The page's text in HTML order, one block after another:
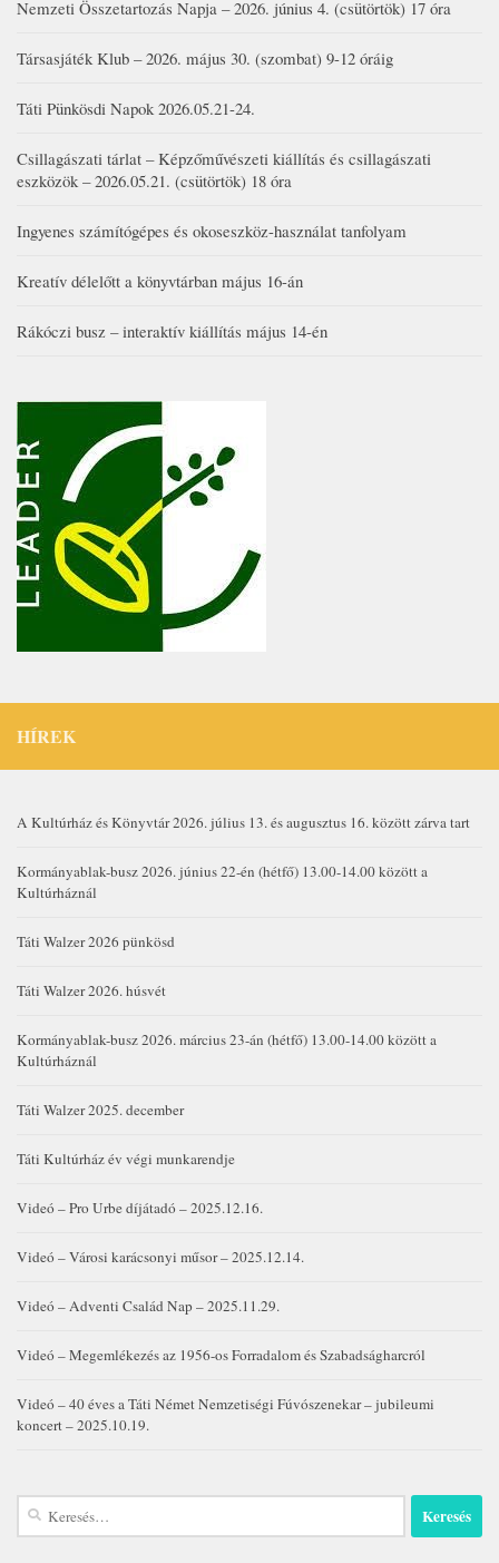
Nemzeti Összetartozás Napja – 2026. június 4. (csütörtök) 17 óra
Társasjáték Klub – 2026. május 30. (szombat) 9-12 óráig
Táti Pünkösdi Napok 2026.05.21-24.
Csillagászati tárlat – Képzőművészeti kiállítás és csillagászati
eszközök – 2026.05.21. (csütörtök) 18 óra
Ingyenes számítógépes és okoseszköz-használat tanfolyam
Kreatív délelőtt a könyvtárban május 16-án
Rákóczi busz – interaktív kiállítás május 14-én
HÍREK
A Kultúrház és Könyvtár 2026. július 13. és augusztus 16. között zárva tart
Kormányablak-busz 2026. június 22-én (hétfő) 13.00-14.00 között a
Kultúrháznál
Táti Walzer 2026 pünkösd
Táti Walzer 2026. húsvét
Kormányablak-busz 2026. március 23-án (hétfő) 13.00-14.00 között a
Kultúrháznál
Táti Walzer 2025. december
Táti Kultúrház év végi munkarendje
Videó – Pro Urbe díjátadó – 2025.12.16.
Videó – Városi karácsonyi műsor – 2025.12.14.
Videó – Adventi Család Nap – 2025.11.29.
Videó – Megemlékezés az 1956-os Forradalom és Szabadságharcról
Videó – 40 éves a Táti Német Nemzetiségi Fúvószenekar – jubileumi
koncert – 2025.10.19.
Keresés: